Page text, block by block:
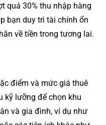
quá 30% thu nhập hàng
bạn duy trì tài chính ổn
về tiền trong tương lai.
điểm và mức giá thuê
kỹ lưỡng để chọn khu
và gia đình, ví dụ như